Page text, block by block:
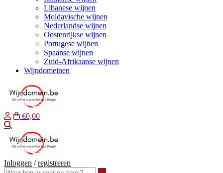
Libanese wijnen
Moldavische wijnen
Nederlandse wijnen
Oostenrijkse wijnen
Portugese wijnen
Spaanse wijnen
Zuid-Afrikaanse wijnen
Wijndomeinen
€0,00
Inloggen /registreren